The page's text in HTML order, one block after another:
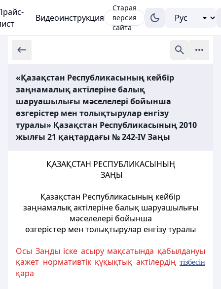
Видеоинструкция
Старая
версия
сайта
«Қазақстан Республикасының кейбір
заңнамалық актілеріне балық
шаруашылығы мәселелері бойынша
өзгерістер мен толықтырулар енгізу
туралы» Қазақстан Республикасының 2010
жылғы 21 қаңтардағы № 242-IV Заңы
ҚАЗАҚСТАН РЕСПУБЛИКАСЫНЫҢ
ЗАҢЫ
Қазақстан Республикасының кейбір
заңнамалық актілеріне балық шаруашылығы
мәселелері бойынша
өзгерістер мен толықтырулар енгізу туралы
Осы Заңды іске асыру мақсатында қабылдануы
қажет нормативтік құқықтық актілердің тізбесін
қара